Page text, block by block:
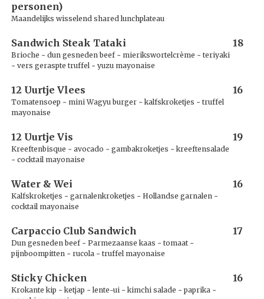
personen)
Maandelijks wisselend shared lunchplateau
Sandwich Steak Tataki 18
Brioche ~ dun gesneden beef ~ mierikswortelcrème ~ teriyaki
~ vers geraspte truffel ~ yuzu mayonaise
12 Uurtje Vlees 16
Tomatensoep ~ mini Wagyu burger ~ kalfskroketjes ~ truffel
mayonaise
12 Uurtje Vis 19
Kreeftenbisque ~ avocado ~ gambakroketjes ~ kreeftensalade
~ cocktail mayonaise
Water & Wei 16
Kalfskroketjes ~ garnalenkroketjes ~ Hollandse garnalen ~
cocktail mayonaise
Carpaccio Club Sandwich 17
Dun gesneden beef ~ Parmezaanse kaas ~ tomaat ~
pijnboompitten ~ rucola ~ truffel mayonaise
Sticky Chicken 16
Krokante kip ~ ketjap ~ lente-ui ~ kimchi salade ~ paprika ~